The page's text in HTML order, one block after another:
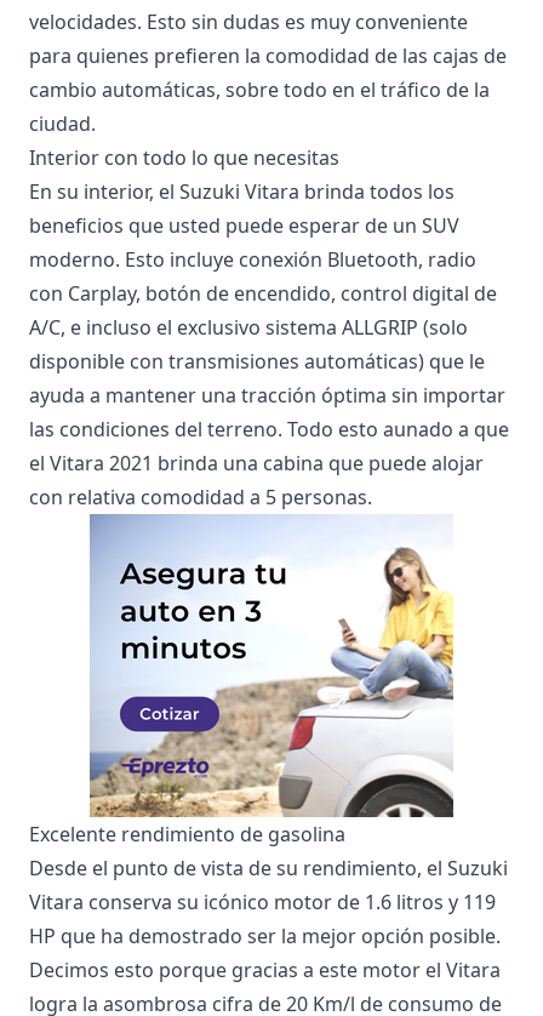
velocidades. Esto sin dudas es muy conveniente
para quienes prefieren la comodidad de las cajas de
cambio automáticas, sobre todo en el tráfico de la
ciudad.
Interior con todo lo que necesitas
En su interior, el Suzuki Vitara brinda todos los
beneficios que usted puede esperar de un SUV
moderno. Esto incluye conexión Bluetooth, radio
con Carplay, botón de encendido, control digital de
A/C, e incluso el exclusivo sistema ALLGRIP (solo
disponible con transmisiones automáticas) que le
ayuda a mantener una tracción óptima sin importar
las condiciones del terreno. Todo esto aunado a que
el Vitara 2021 brinda una cabina que puede alojar
con relativa comodidad a 5 personas.
Excelente rendimiento de gasolina
Desde el punto de vista de su rendimiento, el Suzuki
Vitara conserva su icónico motor de 1.6 litros y 119
HP que ha demostrado ser la mejor opción posible.
Decimos esto porque gracias a este motor el Vitara
logra la asombrosa cifra de 20 Km/l de consumo de